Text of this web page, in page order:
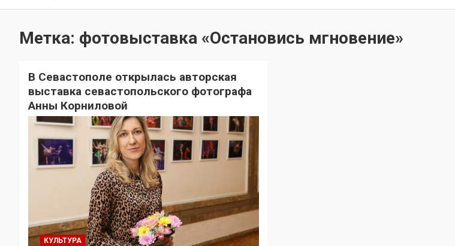
Метка: фотовыставка «Остановись мгновение»
В Севастополе открылась авторская
выставка севастопольского фотографа
Анны Корниловой
КУЛЬТУРА